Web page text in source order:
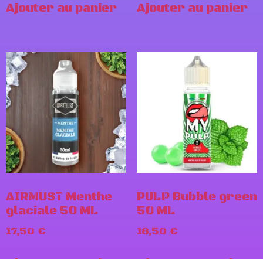
Ajouter au panier Ajouter au panier
AIRMUST Menthe
glaciale 50 ML
17,50 €
PULP Bubble green
50 ML
18,50 €